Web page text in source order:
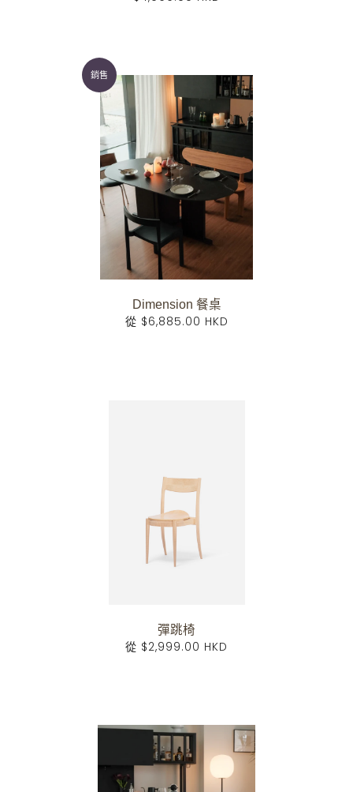
銷售
Dimension 餐桌
從 $6,885.00 HKD
彈跳椅
從 $2,999.00 HKD